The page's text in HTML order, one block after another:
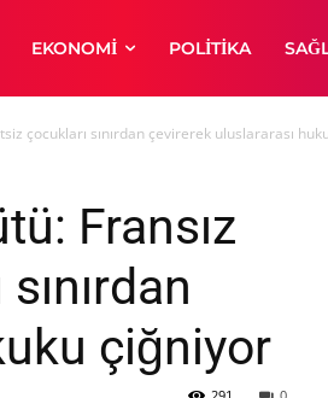
EKONOMI POLITIKA
çocukları sınırdan çevirerek uluslararası
Fransız
çiğniyor